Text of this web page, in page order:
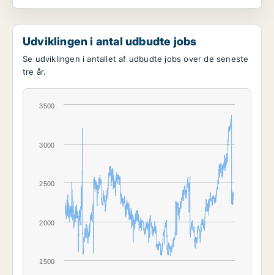
Udviklingen i antal udbudte jobs
Se udviklingen i antallet af udbudte jobs over de seneste
tre år.
1500
2000
2500
3000
3500